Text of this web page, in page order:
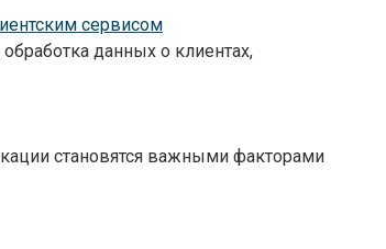
сервисом
данных о клиентах,
становятся важными факторами